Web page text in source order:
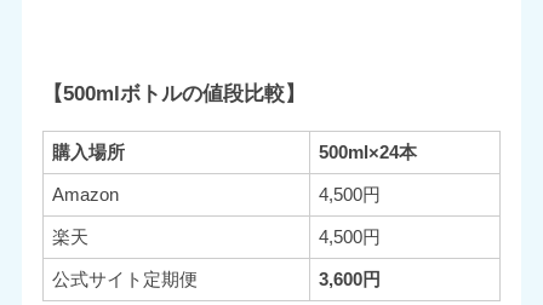
【500mlボトルの値段比較】
購入場所 500ml×24本
Amazon 4,500円
楽天 4,500円
公式サイト定期便 3,600円